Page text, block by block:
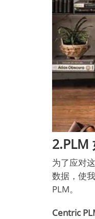
2.PLM
为了应对
数据，使
PLM。
Centric